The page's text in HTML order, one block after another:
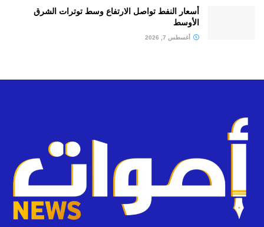
أسعار النفط تواصل الارتفاع وسط توترات الشرق
الأوسط
أغسطس 7, 2026